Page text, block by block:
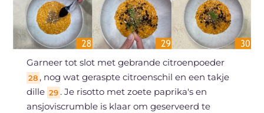
Garneer tot slot met gebrande citroenpoeder
28 , nog wat geraspte citroenschil en een takje
dille 29 . Je risotto met zoete paprika's en
ansjoviscrumble is klaar om geserveerd te